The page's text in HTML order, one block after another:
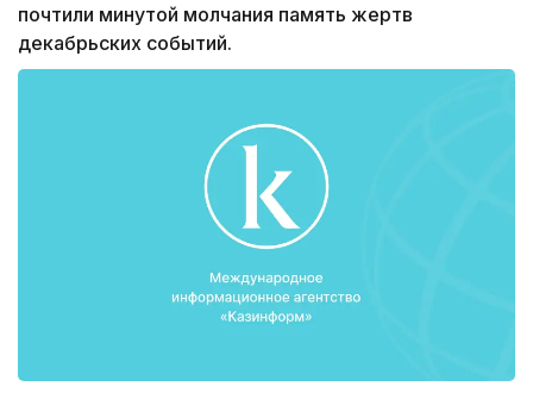
почтили минутой молчания память жертв
декабрьских событий.